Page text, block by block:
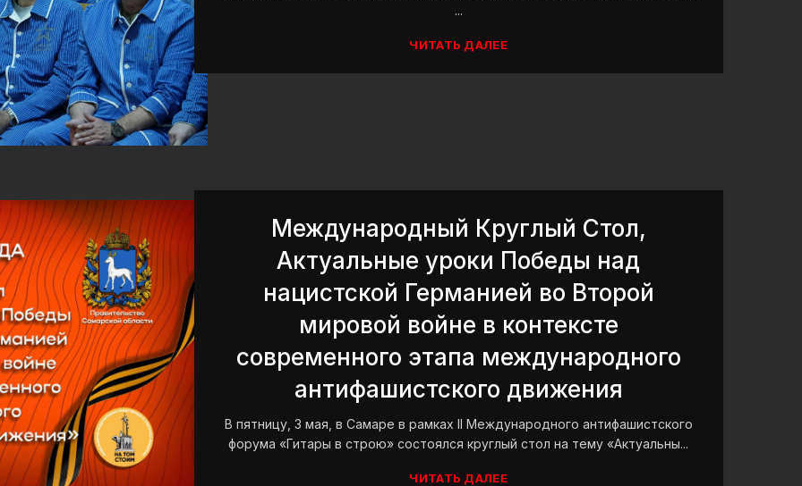
...
ЧИТАТЬ ДАЛЕЕ
Международный Круглый Стол,
Актуальные уроки Победы над
нацистской Германией во Второй
мировой войне в контексте
современного этапа международного
антифашистского движения
В пятницу, 3 мая, в Самаре в рамках II Международного антифашистского
форума «Гитары в строю» состоялся круглый стол на тему «Актуальны...
ЧИТАТЬ ДАЛЕЕ